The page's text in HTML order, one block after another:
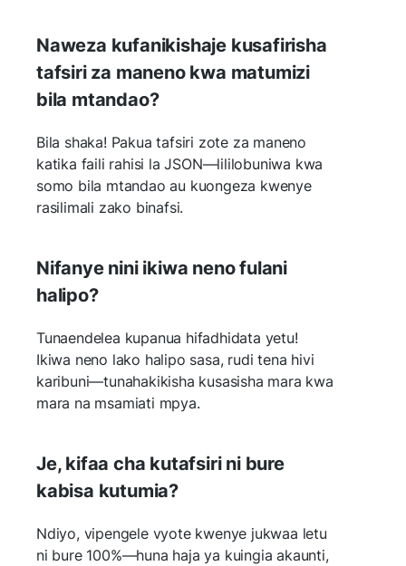
Naweza kufanikishaje kusafirisha
tafsiri za maneno kwa matumizi
bila mtandao?
Bila shaka! Pakua tafsiri zote za maneno
katika faili rahisi la JSON—lililobuniwa kwa
somo bila mtandao au kuongeza kwenye
rasilimali zako binafsi.
Nifanye nini ikiwa neno fulani
halipo?
Tunaendelea kupanua hifadhidata yetu!
Ikiwa neno lako halipo sasa, rudi tena hivi
karibuni—tunahakikisha kusasisha mara kwa
mara na msamiati mpya.
Je, kifaa cha kutafsiri ni bure
kabisa kutumia?
Ndiyo, vipengele vyote kwenye jukwaa letu
ni bure 100%—huna haja ya kuingia akaunti,